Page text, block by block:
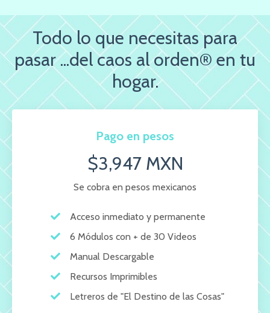
Todo lo que necesitas para
pasar ...del caos al orden® en tu
hogar.
Pago en pesos
$3,947 MXN
Se cobra en pesos mexicanos
Acceso inmediato y permanente
6 Módulos con + de 30 Videos
Manual Descargable
Recursos Imprimibles
Letreros de "El Destino de las Cosas"